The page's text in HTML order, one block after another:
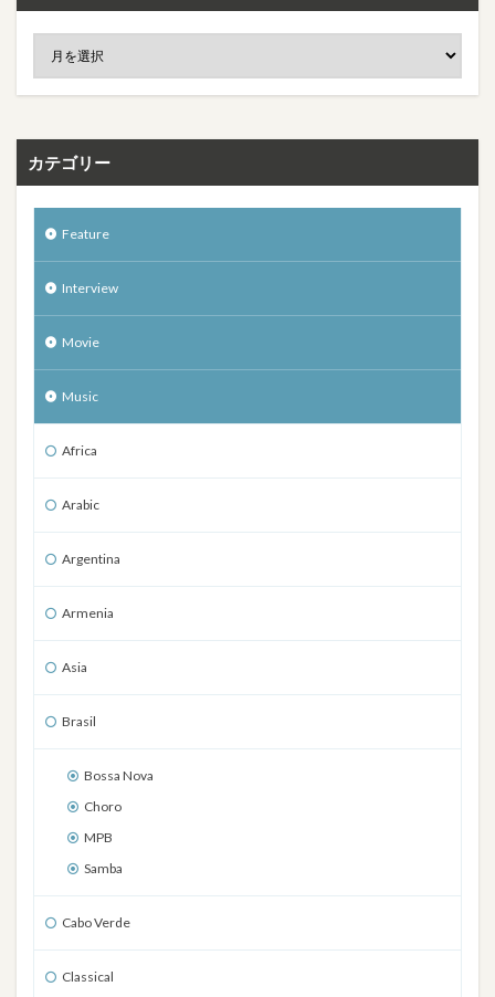
カテゴリー
Feature
Interview
Movie
Music
Africa
Arabic
Argentina
Armenia
Asia
Brasil
Bossa Nova
Choro
MPB
Samba
Cabo Verde
Classical